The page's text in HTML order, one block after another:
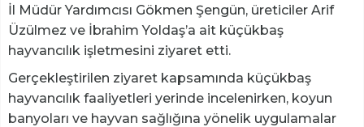
İl Müdür Yardımcısı Gökmen Şengün, üreticiler Arif
Üzülmez ve İbrahim Yoldaş’a ait küçükbaş
hayvancılık işletmesini ziyaret etti.
Gerçekleştirilen ziyaret kapsamında küçükbaş
hayvancılık faaliyetleri yerinde incelenirken, koyun
banyoları ve hayvan sağlığına yönelik uygulamalar